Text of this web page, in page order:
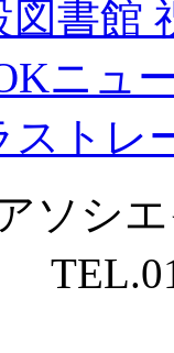
書館
ニュ
トレ
ソ